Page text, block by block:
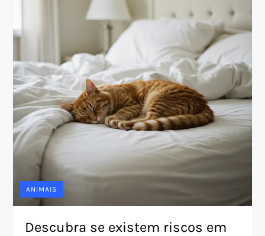
ANIMAIS
Descubra se existem riscos em